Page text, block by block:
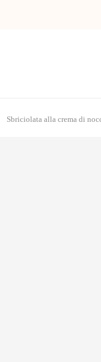
Sbriciolata alla crema di